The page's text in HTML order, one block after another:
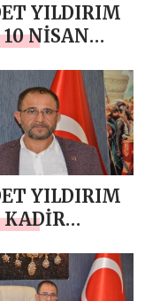
YILDIRIM
NİSAN
YILDIRIM
KADİR